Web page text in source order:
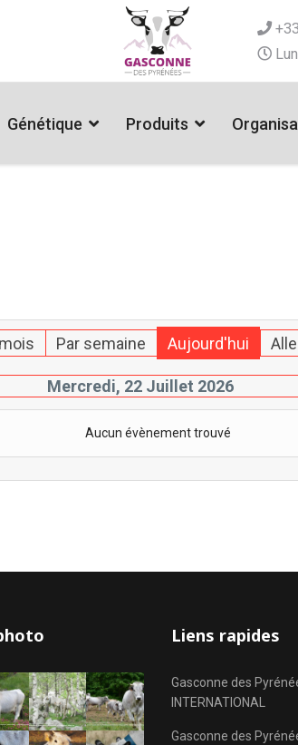
Génétique Produits
Par semaine Aujourd'hui
Mercredi, 22 Juillet 2026
Aucun évènement trouvé
Liens rapides
Gasconne des
INTERNATIONAL
Gasconne des